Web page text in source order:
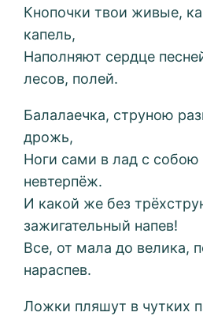
Кнопочки твои живые,
капель,
Наполняют сердце
лесов, полей.
Балалаечка, струною
дрожь,
Ноги сами в лад с собою
невтерпёж.
И какой же без
зажигательный напев!
Все, от мала до велика,
нараспев.
Ложки пляшут в чутких